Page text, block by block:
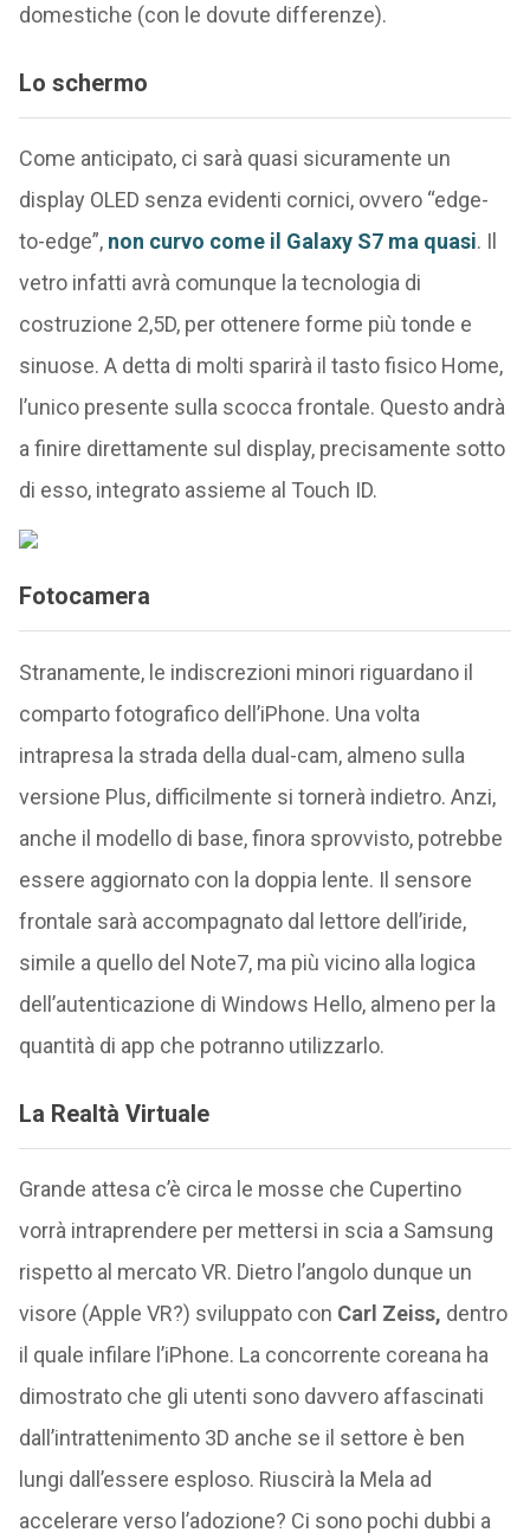
domestiche (con le dovute differenze).
Lo schermo
Come anticipato, ci sarà quasi sicuramente un
display OLED senza evidenti cornici, ovvero “edge-
to-edge”, non curvo come il Galaxy S7 ma quasi. Il
vetro infatti avrà comunque la tecnologia di
costruzione 2,5D, per ottenere forme più tonde e
sinuose. A detta di molti sparirà il tasto fisico Home,
l’unico presente sulla scocca frontale. Questo andrà
a finire direttamente sul display, precisamente sotto
di esso, integrato assieme al Touch ID.
Fotocamera
Stranamente, le indiscrezioni minori riguardano il
comparto fotografico dell’iPhone. Una volta
intrapresa la strada della dual-cam, almeno sulla
versione Plus, difficilmente si tornerà indietro. Anzi,
anche il modello di base, finora sprovvisto, potrebbe
essere aggiornato con la doppia lente. Il sensore
frontale sarà accompagnato dal lettore dell’iride,
simile a quello del Note7, ma più vicino alla logica
dell’autenticazione di Windows Hello, almeno per la
quantità di app che potranno utilizzarlo.
La Realtà Virtuale
Grande attesa c’è circa le mosse che Cupertino
vorrà intraprendere per mettersi in scia a Samsung
rispetto al mercato VR. Dietro l’angolo dunque un
visore (Apple VR?) sviluppato con Carl Zeiss, dentro
il quale infilare l’iPhone. La concorrente coreana ha
dimostrato che gli utenti sono davvero affascinati
dall’intrattenimento 3D anche se il settore è ben
lungi dall’essere esploso. Riuscirà la Mela ad
accelerare verso l’adozione? Ci sono pochi dubbi a